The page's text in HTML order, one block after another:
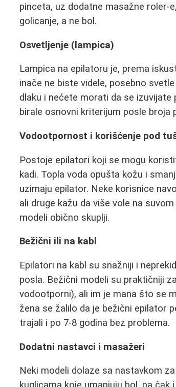
pinceta, uz dodatne masažne roler-
golicanje, a ne bol.
Osvetljenje (lampica)
Lampica na epilatoru je, prema
inače ne biste videle, posebno
dlaku i nećete morati da se izuvijate
birale osnovni kriterijum posle broja
Vodootpornost i korišćenje pod
Postoje epilatori koji se mogu
kadi. Topla voda opušta kožu i
uzimaju epilator. Neke korisnice
ali druge kažu da više vole na
modeli obično skuplji.
Bežični ili na kabl
Epilatori na kabl su snažniji i
posla. Bežični modeli su praktičniji
vodootporni), ali im je mana što se
žena se žalilo da je bežični epilator
trajali i po 7-8 godina bez problema.
Dodatni nastavci i masažeri
Neki modeli dolaze sa nastavkom